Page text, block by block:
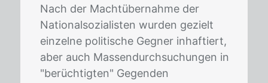
Nach der Machtübernahme der
Nationalsozialisten wurden gezielt
einzelne politische Gegner inhaftiert,
aber auch Massendurchsuchungen in
"berüchtigten" Gegenden